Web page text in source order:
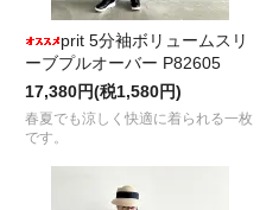
prit 5分袖ボリュームスリ
ーブプルオーバー P82605
17,380円(税1,580円)
春夏でも涼しく快適に着られる一枚
です。